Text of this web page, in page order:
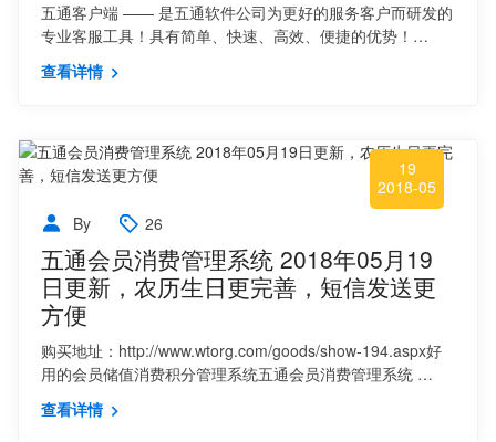
五通客户端 —— 是五通软件公司为更好的服务客户而研发的
专业客服工具！具有简单、快速、高效、便捷的优势！…
查看详情
19
2018-05
By
26
五通会员消费管理系统 2018年05月19
日更新，农历生日更完善，短信发送更
方便
购买地址：http://www.wtorg.com/goods/show-194.aspx好
用的会员储值消费积分管理系统五通会员消费管理系统 …
查看详情